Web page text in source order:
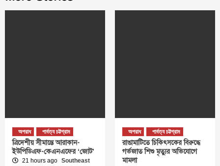
অপরাধ পার্বত্য চট্টগ্রাম
ত্রিদেশীয় সীমান্তে আরাকান-
ইউপিডিএফ-কেএনএফের ‘জোট’
21 hours ago Southeast
অপরাধ পার্বত্য চট্টগ্রাম
রাঙামাটিতে চিকিৎসকের বিরুদ্ধে
গর্ভজাত শিশু মৃত্যুর অভিযোগে
মামলা